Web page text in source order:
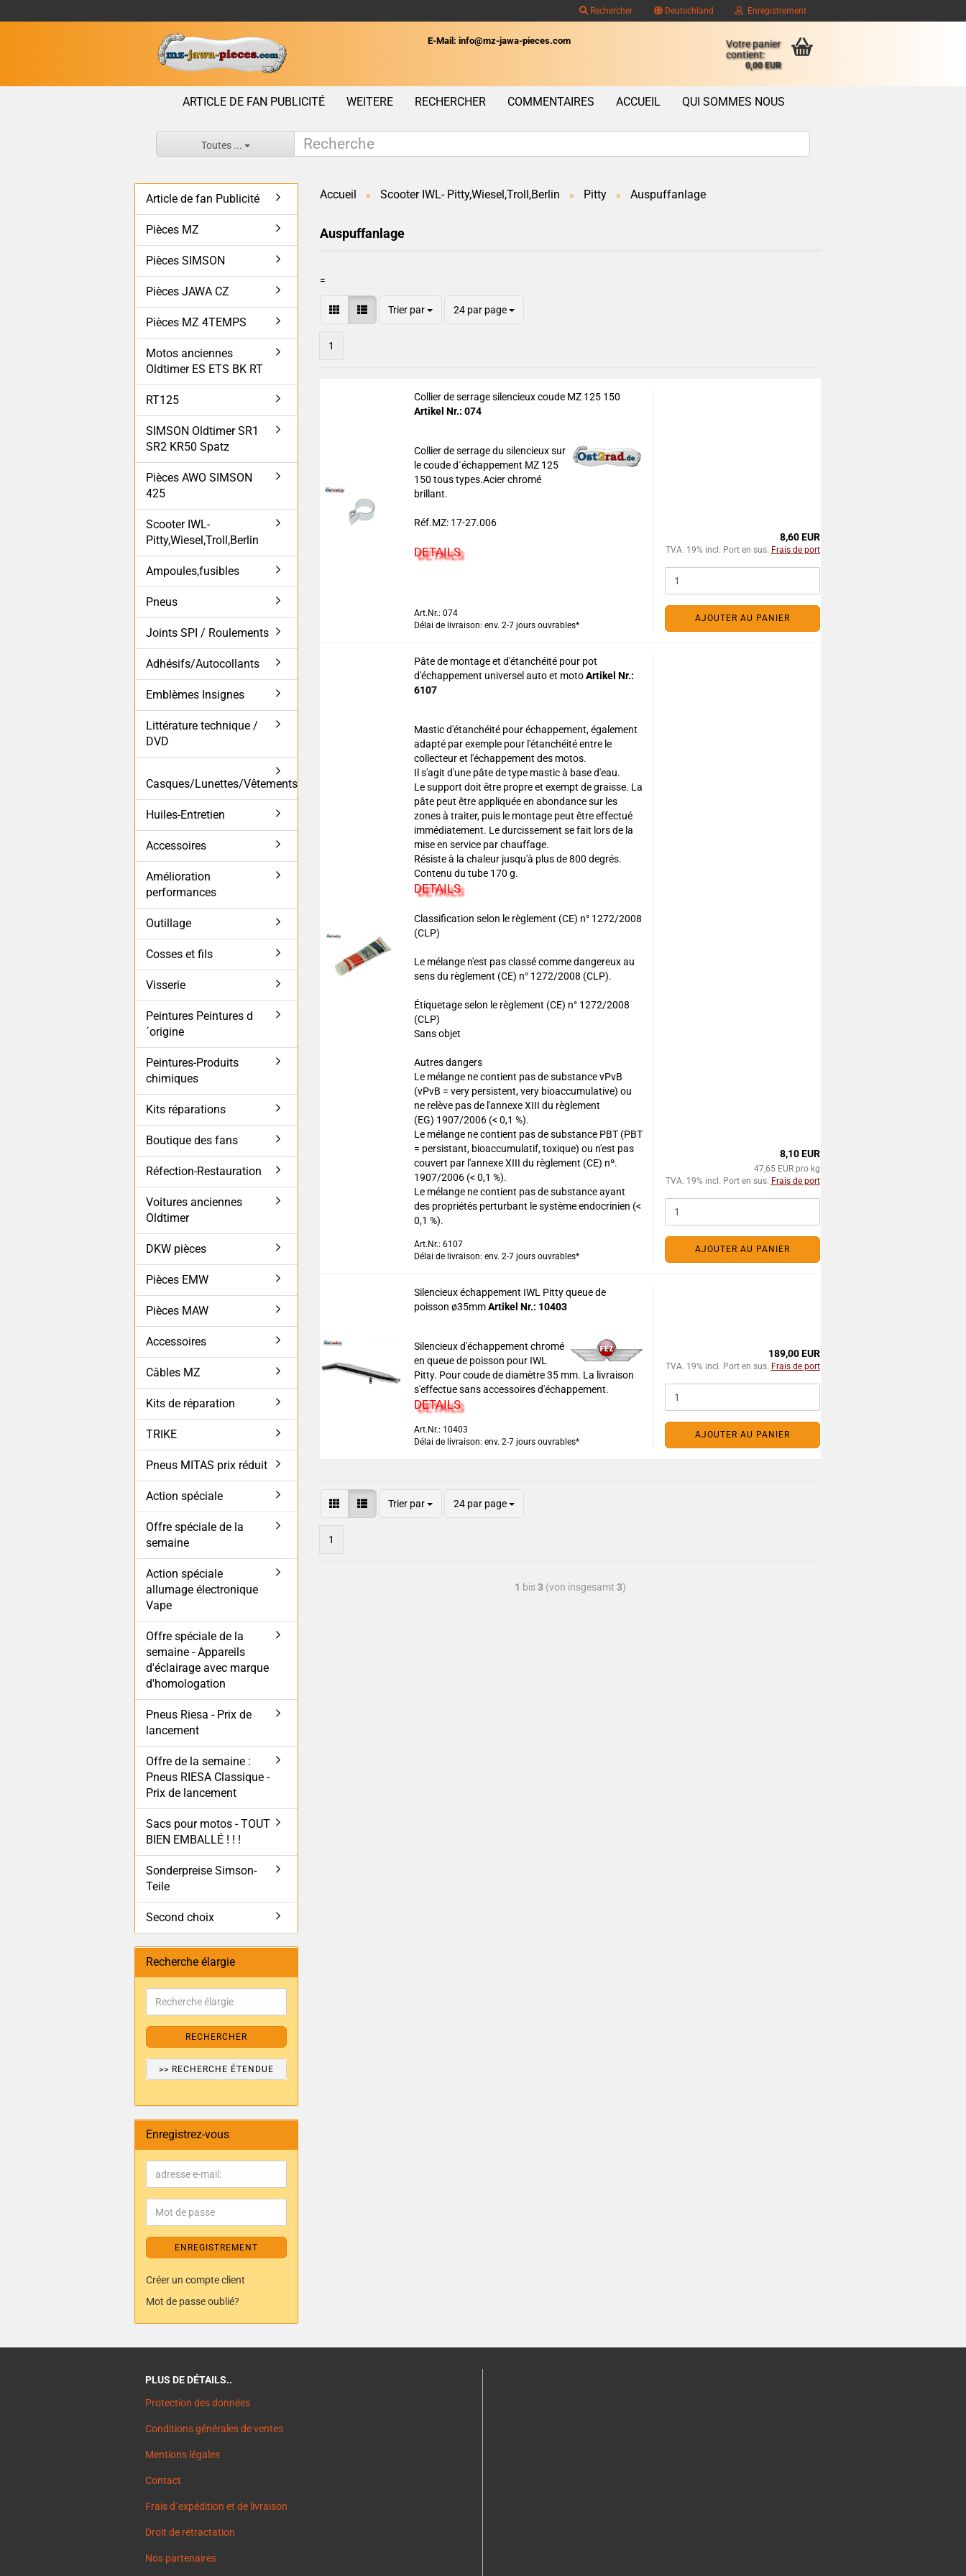
Rechercher Deutschland
Wohnort
Enregistrement
E-Mail: info@mz-jawa-pieces.com
Votre panier
contient:
0,00 EUR
ARTICLE DE FAN PUBLICITÉ RECHERCHER COMMENTAIRES ACCUEIL QUI SOMMES NOUS
WEITERE
Toutes ...
Accueil » Scooter IWL- Pitty,Wiesel,Troll,Berlin » Pitty » Auspuffanlage
Auspuffanlage
=
Trier par 24 par page
1
Collier de serrage silencieux coude MZ 125 150
Artikel Nr.: 074
Collier de serrage du silencieux sur
le coude d´échappement MZ 125
150 tous types.Acier chromé
brillant.
Réf.MZ: 17-27.006
DETAILS
Art.Nr.: 074
Délai de livraison: env. 2-7 jours ouvrables*
8,60 EUR
TVA. 19% incl. Port en sus. Frais de port
AJOUTER AU PANIER
Pâte de montage et d'étanchéité pour pot
d'échappement universel auto et motoArtikel Nr.:
6107
Mastic d'étanchéité pour échappement, également
adapté par exemple pour l'étanchéité entre le
collecteur et l'échappement des motos.
Il s'agit d'une pâte de type mastic à base d'eau.
Le support doit être propre et exempt de graisse. La
pâte peut être appliquée en abondance sur les
zones à traiter, puis le montage peut être effectué
immédiatement. Le durcissement se fait lors de la
mise en service par chauffage.
Résiste à la chaleur jusqu'à plus de 800 degrés.
Contenu du tube 170 g.
DETAILS
Classification selon le règlement (CE) n° 1272/2008
(CLP)
Le mélange n'est pas classé comme dangereux au
sens du règlement (CE) n° 1272/2008 (CLP).
Étiquetage selon le règlement (CE) n° 1272/2008
(CLP)
Sans objet
Autres dangers
Le mélange ne contient pas de substance vPvB
(vPvB = very persistent, very bioaccumulative) ou
ne relève pas de l'annexe XIII du règlement
(EG) 1907/2006 (< 0,1 %).
Le mélange ne contient pas de substance PBT (PBT
= persistant, bioaccumulatif, toxique) ou n'est pas
couvert par l'annexe XIII du règlement (CE) nº.
1907/2006 (< 0,1 %).
Le mélange ne contient pas de substance ayant
des propriétés perturbant le système endocrinien (<
0,1 %).
Art.Nr.: 6107
Délai de livraison: env. 2-7 jours ouvrables*
8,10 EUR
47,65 EUR pro kg
TVA. 19% incl. Port en sus. Frais de port
AJOUTER AU PANIER
Silencieux échappement IWL Pitty queue de
poisson ø35mmArtikel Nr.: 10403
Silencieux d'échappement chromé
en queue de poisson pour IWL
Pitty. Pour coude de diamètre 35 mm. La livraison
s'effectue sans accessoires d'échappement.
DETAILS
Art.Nr.: 10403
Délai de livraison: env. 2-7 jours ouvrables*
189,00 EUR
TVA. 19% incl. Port en sus. Frais de port
AJOUTER AU PANIER
Trier par 24 par page
1
1 bis3(von insgesamt 3)
Article de fan Publicité
Pièces MZ
Pièces SIMSON
Pièces JAWA CZ
Pièces MZ 4TEMPS
Motos anciennes
Oldtimer ES ETS BK RT
RT125
SIMSON Oldtimer SR1
SR2 KR50 Spatz
Pièces AWO SIMSON
425
Scooter IWL-
Pitty,Wiesel,Troll,Berlin
Ampoules,fusibles
Pneus
Joints SPI / Roulements
Adhésifs/Autocollants
Emblèmes Insignes
Littérature technique /
DVD
Casques/Lunettes/Vêtements
Huiles-Entretien
Accessoires
Amélioration
performances
Outillage
Cosses et fils
Visserie
Peintures Peintures d
´origine
Peintures-Produits
chimiques
Kits réparations
Boutique des fans
Réfection-Restauration
Voitures anciennes
Oldtimer
DKW pièces
Pièces EMW
Pièces MAW
Accessoires
Câbles MZ
Kits de réparation
TRIKE
Pneus MITAS prix réduit
Action spéciale
Offre spéciale de la
semaine
Action spéciale
allumage électronique
Vape
Offre spéciale de la
semaine - Appareils
d'éclairage avec marque
d'homologation
Pneus Riesa - Prix de
lancement
Offre de la semaine :
Pneus RIESA Classique -
Prix de lancement
Sacs pour motos - TOUT
BIEN EMBALLÉ ! ! !
Sonderpreise Simson-
Teile
Second choix
Recherche élargie
RECHERCHER
>> RECHERCHE ÉTENDUE
Enregistrez-vous
ENREGISTREMENT
Créer un compte client
Mot de passe oublié?
PLUS DE DÉTAILS..
Protection des données
Conditions générales de ventes
Mentions légales
Contact
Frais d`expédition et de livraison
Droit de rétractation
Nos partenaires